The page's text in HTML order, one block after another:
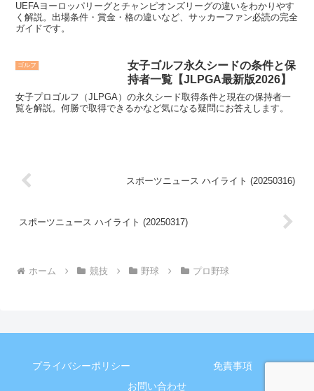
UEFAヨーロッパリーグとチャンピオンズリーグの違いをわかりやす
く解説。出場条件・賞金・格の違いなど、サッカーファン必読の完全
ガイドです。
ゴルフ
女子ゴルフ永久シードの条件と保
持者一覧【JLPGA最新版2026】
女子プロゴルフ（JLPGA）の永久シード取得条件と現在の保持者一
覧を解説。何勝で取得できるかなど気になる疑問にお答えします。
スポーツニュース ハイライト (20250316)
スポーツニュース ハイライト (20250317)
ホーム 競技 野球 プロ野球
プライバシーポリシー
免責事項
お問い合わせ